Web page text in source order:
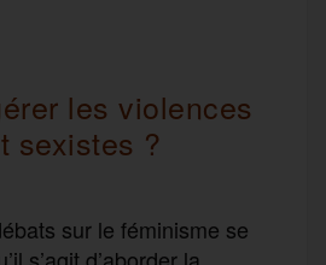
les violences
sexistes ?
sur le féminisme se